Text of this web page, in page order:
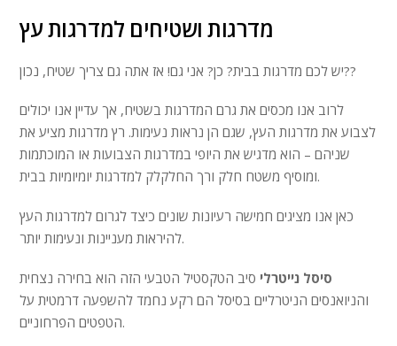
מדרגות ושטיחים למדרגות עץ
יש לכם מדרגות בבית? כן? אני גם! אז אתה גם צריך שטיח, נכון??
לרוב אנו מכסים את גרם המדרגות בשטיח, אך עדיין אנו יכולים
לצבוע את מדרגות העץ, שגם הן נראות נעימות. רץ מדרגות מציע את
שניהם – הוא מדגיש את היופי במדרגות הצבועות או המוכתמות
ומוסיף משטח חלק ורך החלקלק למדרגות יומיומיות בבית.
כאן אנו מציגים חמישה רעיונות שונים כיצד לגרום למדרגות העץ
להיראות מעניינות ונעימות יותר.
סיסל נייטרלי סיב הטקסטיל הטבעי הזה הוא בחירה נצחית
והניואנסים הניטרליים בסיסל הם רקע נחמד להשפעה דרמטית על
הטפטים הפרחוניים.